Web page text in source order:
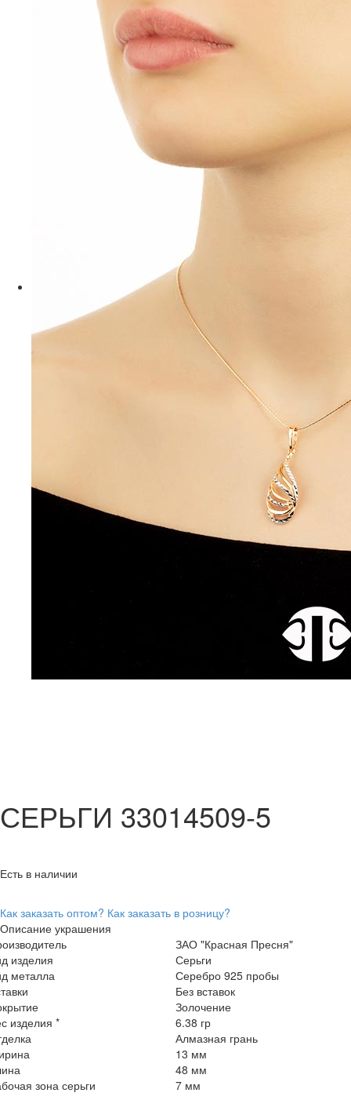
СЕРЬГИ 33014509-5
Есть в наличии
Как заказать оптом? Как заказать в розницу?
Описание украшения
ЗАО "Красная Пресня"
изделия
Серьги
металла
Серебро 925 пробы
Без вставок
Золочение
изделия *
6.38 гр
Алмазная грань
13 мм
48 мм
зона серьги
7 мм